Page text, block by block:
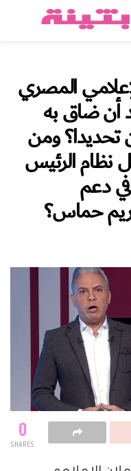
المصري
أن ضاق به
تحديدا؟ ومن
نظام الرئيس
دعم
حماس؟
0
SHARES